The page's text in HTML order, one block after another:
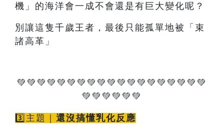
機」的海洋會一成不會還是有巨大變化呢？
別讓這隻千歲王者，最後只能孤單地被「束
諸高革」
💚💚💚💚💚💚💚💚💚💚💚💚💚💚💚💚💚💚💚
💚💚💚💚💚💚
3️⃣主題｜ 還沒搞懂乳化反應